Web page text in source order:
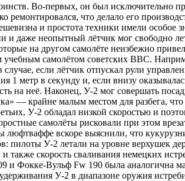
Во-первых, он был исключительно
ремонтировался, что делало его
и простота техники имели особое
и даже неопытный лётчик мог свободно
на другом самолёте неизбежно
самолётом советских ВВС.
если лётчик отпускал рули
1 метр в секунду и, если внизу
на неё. Наконец, У-2 мог совершать
— крайне малым местом для разбега,
У-2 обладал низкой скоростью и
самолёты рисковали при этом
люфтваффе вскоре выяснили, что
пилоты У-2 летали на уровне верхушек
также скорость сваливания немецких
и Фокке-Вульф Fw 190 была аналогична
У-2 в диапазоне оружия